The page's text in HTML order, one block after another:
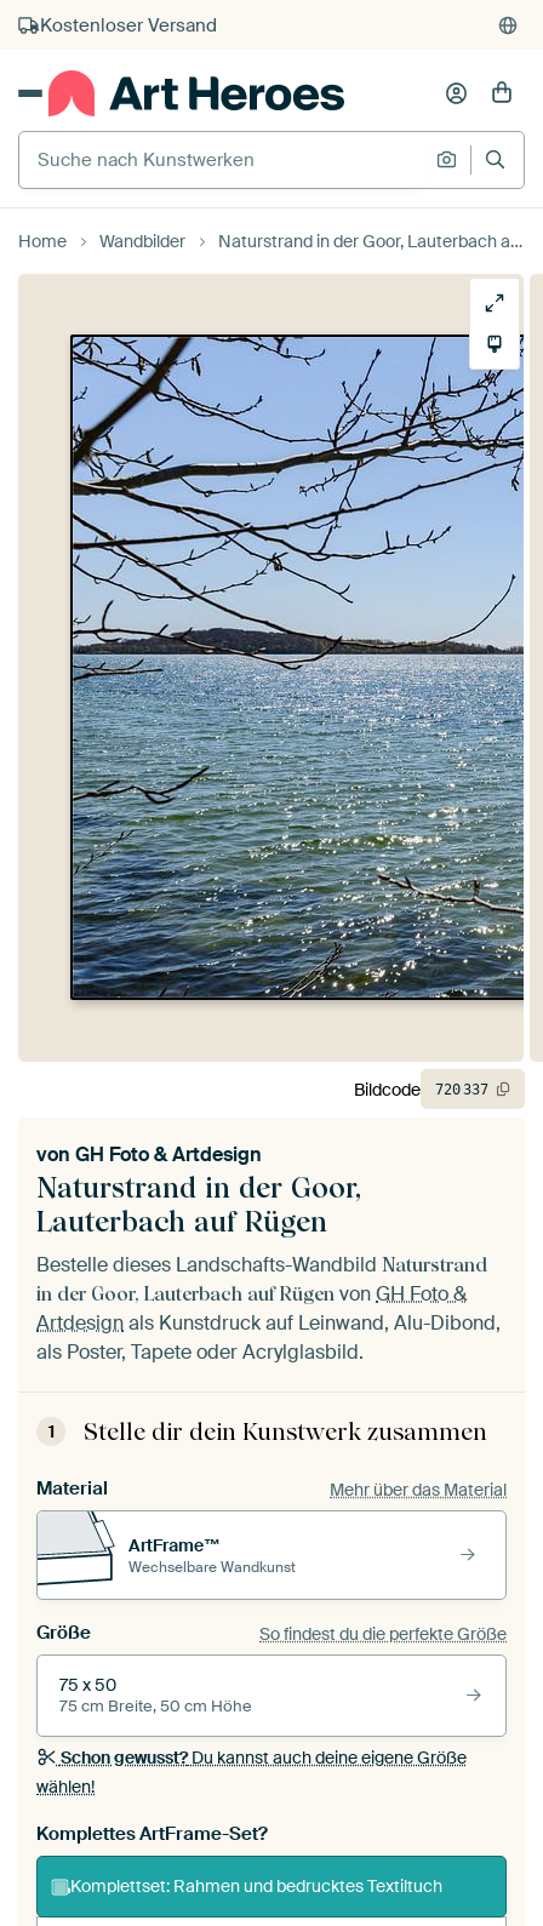
Kauf auf Rechnung
Individueller Druck auf Bestellung
Suche nach Kunstwerken
Suche
Home Wandbilder Naturstrand in der Goor, Lauterbach auf Rügen von GH Foto & Artdesign
Naturstrand in der Goor,
Lauterbach auf Rügen
von GH Foto & Artdesign
Bestelle dieses Landschafts-Wandbild Naturstrand
in der Goor, Lauterbach auf Rügen vonGH Foto &
Artdesignals Kunstdruck auf Leinwand, Alu-Dibond,
als Poster, Tapete oder Acrylglasbild.
1 Stelle dir dein Kunstwerk zusammen
Material Mehr über das Material
ArtFrame™
Wechselbare Wandkunst
Größe So findest du die perfekte Größe
75 x 50
75 cm Breite, 50 cm Höhe
Schon gewusst?Du kannst auch deine eigene Größe
wählen!
Komplettes ArtFrame-Set?
Komplettset: Rahmen und bedrucktes Textiltuch
Bildcode 720337